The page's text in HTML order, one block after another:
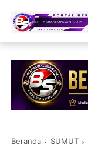
Beranda SUMUT